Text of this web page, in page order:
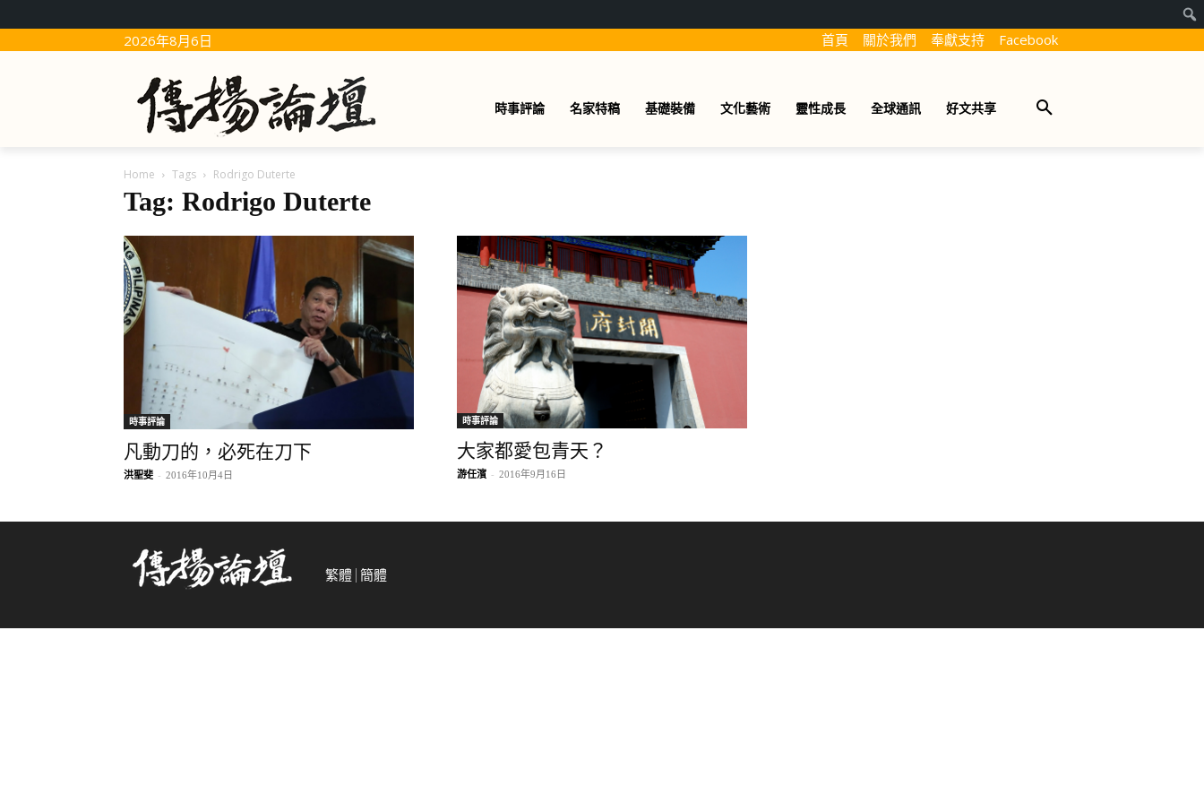
2026年8月6日 首頁 關於我們 奉獻支持 Facebook
時事評論 名家特稿 基礎裝備 文化藝術 靈性成長 全球通訊 好文共享
Home Tags Rodrigo Duterte
Tag: Rodrigo Duterte
時事評論
凡動刀的，必死在刀下
洪聖斐 - 2016年10月4日
時事評論
大家都愛包青天？
游任濱 - 2016年9月16日
繁體 簡體